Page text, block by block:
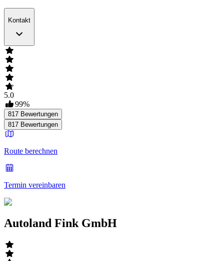
Kontakt
5.0
99%
817 Bewertungen
817 Bewertungen
Route berechnen
Termin vereinbaren
Autoland Fink GmbH